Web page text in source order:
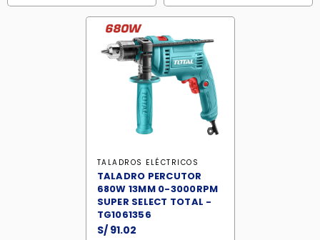
TALADROS ELÉCTRICOS
TALADRO PERCUTOR
680W 13MM 0-3000RPM
SUPER SELECT TOTAL -
TG1061356
S/91.02